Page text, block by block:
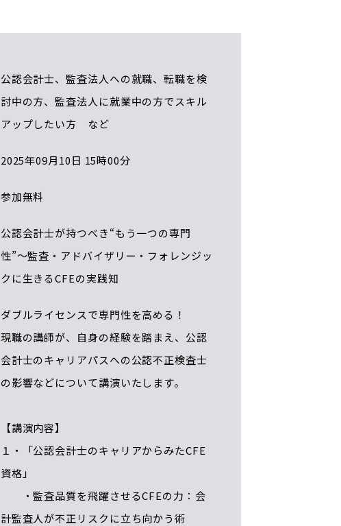
公認会計士、監査法人への就職、転職を検
討中の方、監査法人に就業中の方でスキル
アップしたい方 など
2025年09月10日 15時00分
参加無料
公認会計士が持つべき“もう一つの専門
性”～監査・アドバイザリー・フォレンジッ
クに生きるCFEの実践知
ダブルライセンスで専門性を高める！
現職の講師が、自身の経験を踏まえ、公認
会計士のキャリアパスへの公認不正検査士
の影響などについて講演いたします。
【講演内容】
１・「公認会計士のキャリアからみたCFE
資格」
・監査品質を飛躍させるCFEの力：会
計監査人が不正リスクに立ち向かう術